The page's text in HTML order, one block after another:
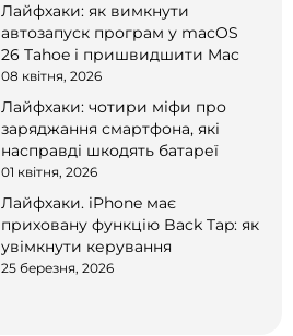
Лайфхаки: як вимкнути
автозапуск програм у macOS
26 Tahoe і пришвидшити Mac
08 квітня, 2026
Лайфхаки: чотири міфи про
заряджання смартфона, які
насправді шкодять батареї
01 квітня, 2026
Лайфхаки. iPhone має
приховану функцію Back Tap: як
увімкнути керування
25 березня, 2026